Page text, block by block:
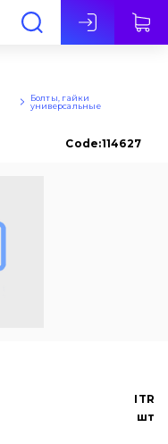
Болты, гайки
универсальные
Code:114627
ITR
шт